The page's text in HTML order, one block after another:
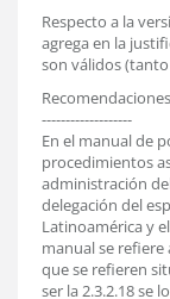
Respecto a la
agrega en la
son válidos
Recomendaciones
-------------------
En el manual de
procedimientos
administración
delegación del
Latinoamérica y
manual se
que se refieren
ser la 2.3.2.18 se